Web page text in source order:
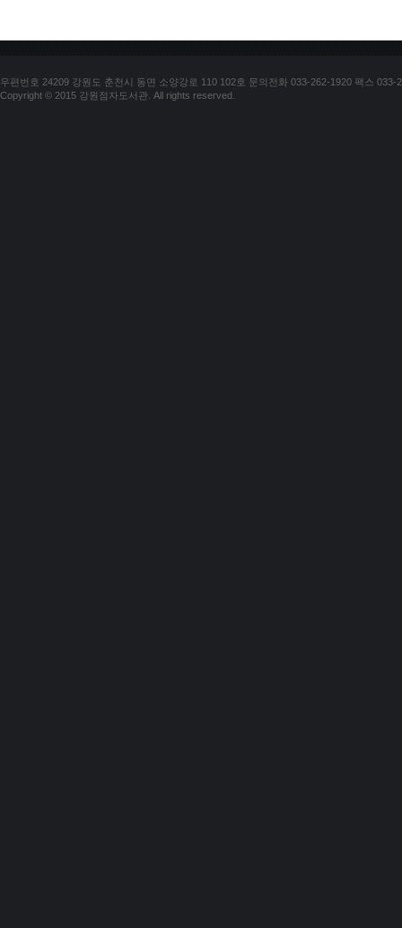
우편번호 24209 강원도 춘천시 동면 소양강로 110 102호 문의전화 033-262-1920 팩스 033-
Copyright © 2015 강원점자도서관. All rights reserved.